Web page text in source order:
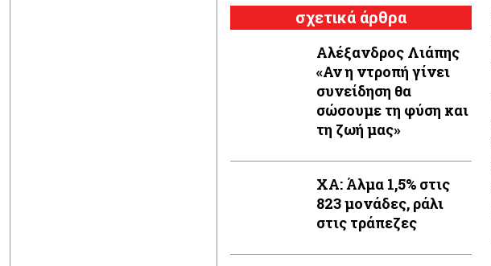
σχετικά άρθρα
Αλέξανδρος Λιάπης
«Αν η ντροπή γίνει
συνείδηση θα
σώσουμε τη φύση και
τη ζωή μας»
XA: Άλμα 1,5% στις
823 μονάδες, ράλι
στις τράπεζες